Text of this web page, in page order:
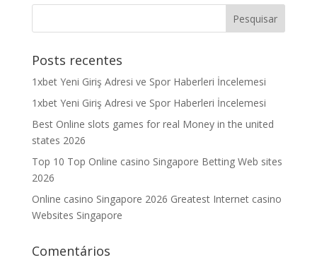
Posts recentes
1xbet Yeni Giriş Adresi ve Spor Haberleri İncelemesi
1xbet Yeni Giriş Adresi ve Spor Haberleri İncelemesi
Best Online slots games for real Money in the united
states 2026
Top 10 Top Online casino Singapore Betting Web sites
2026
Online casino Singapore 2026 Greatest Internet casino
Websites Singapore
Comentários